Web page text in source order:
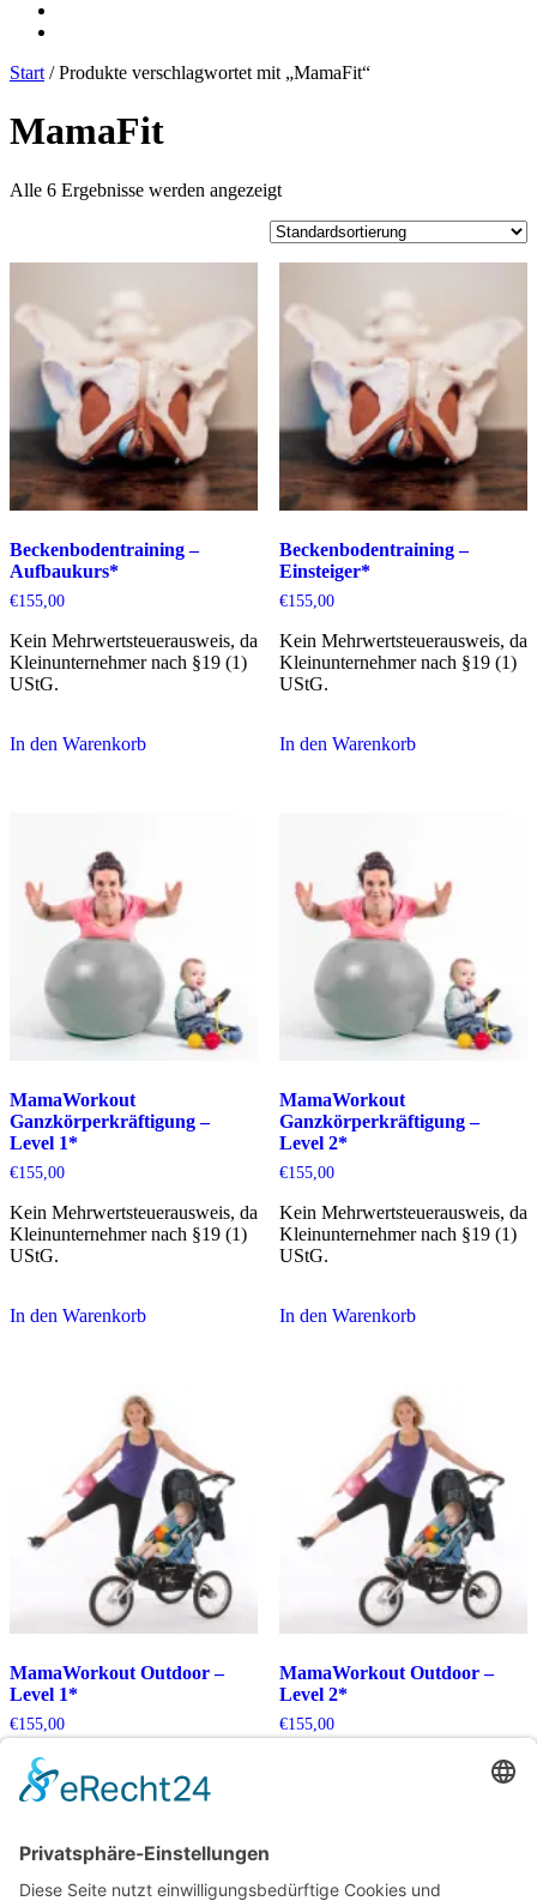
Start / Produkte verschlagwortet mit „MamaFit“
MamaFit
Alle 6 Ergebnisse werden angezeigt
Beckenbodentraining –
Aufbaukurs*
€155,00
Kein Mehrwertsteuerausweis, da
Kleinunternehmer nach §19 (1)
UStG.
In den Warenkorb
Beckenbodentraining –
Einsteiger*
€155,00
Kein Mehrwertsteuerausweis, da
Kleinunternehmer nach §19 (1)
UStG.
In den Warenkorb
MamaWorkout
Ganzkörperkräftigung –
Level 1*
€155,00
Kein Mehrwertsteuerausweis, da
Kleinunternehmer nach §19 (1)
UStG.
In den Warenkorb
MamaWorkout
Ganzkörperkräftigung –
Level 2*
€155,00
Kein Mehrwertsteuerausweis, da
Kleinunternehmer nach §19 (1)
UStG.
In den Warenkorb
MamaWorkout Outdoor –
Level 1*
€155,00
Kein Mehrwertsteuerausweis, da
Kleinunternehmer nach §19 (1)
UStG.
In den Warenkorb
MamaWorkout Outdoor –
Level 2*
€155,00
Kein Mehrwertsteuerausweis, da
Kleinunternehmer nach §19 (1)